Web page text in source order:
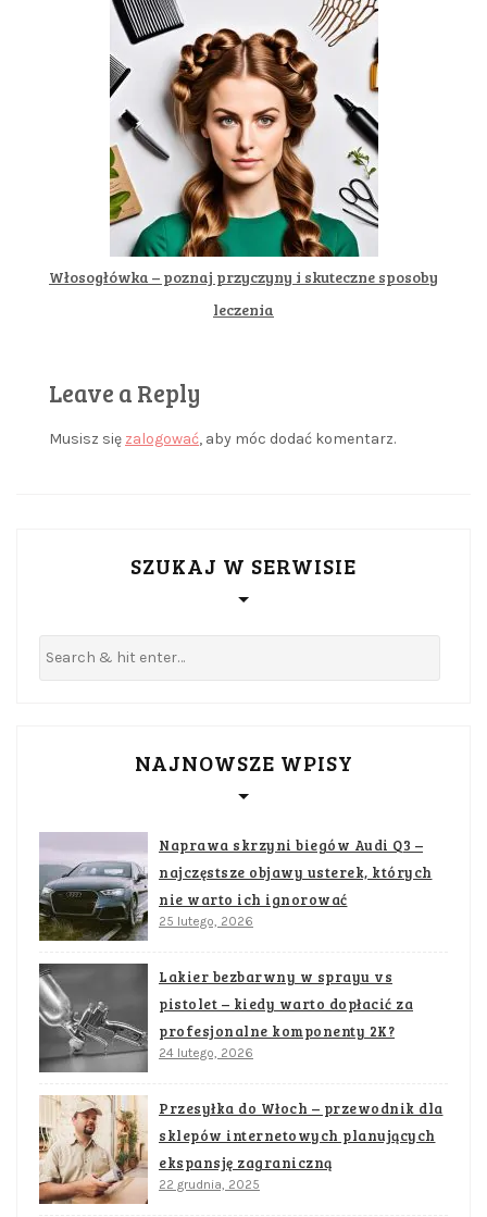
Włosogłówka – poznaj przyczyny i skuteczne sposoby
leczenia
Leave a Reply
Musisz się zalogować, aby móc dodać komentarz.
SZUKAJ W SERWISIE
NAJNOWSZE WPISY
Naprawa skrzyni biegów Audi Q3 –
najczęstsze objawy usterek, których
nie warto ich ignorować
25 lutego, 2026
Lakier bezbarwny w sprayu vs
pistolet – kiedy warto dopłacić za
profesjonalne komponenty 2K?
24 lutego, 2026
Przesyłka do Włoch – przewodnik dla
sklepów internetowych planujących
ekspansję zagraniczną
22 grudnia, 2025